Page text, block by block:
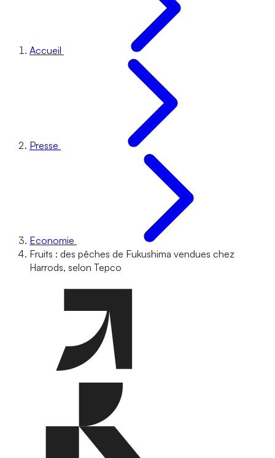
Accueil
Presse
Economie
Fruits : des pêches de Fukushima vendues chez
Harrods, selon Tepco